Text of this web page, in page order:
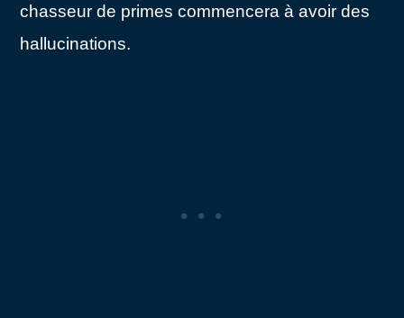
chasseur de primes commencera à avoir des
hallucinations.